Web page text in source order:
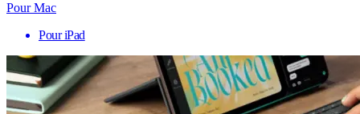
Pour Mac
Pour iPad